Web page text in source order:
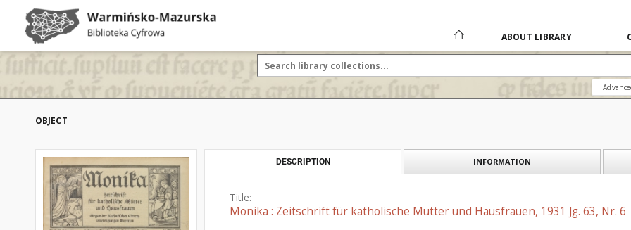
ABOUT LIBRARY
OBJECT
DESCRIPTION INFORMATION
Title:
Monika : Zeitschrift für katholische Mütter und Hausfrauen, 1931 Jg. 63, Nr. 6